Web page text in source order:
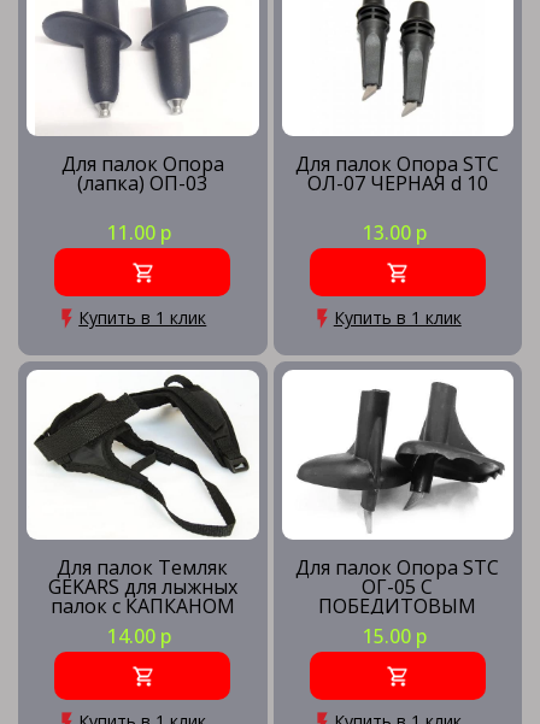
Для палок Опора
(лапка) ОП-03
11.00 р
Купить в 1 клик
Для палок Опора STC
ОЛ-07 ЧЕРНАЯ d 10
13.00 р
Купить в 1 клик
Для палок Темляк
GEKARS для лыжных
палок с КАПКАНОМ
(пара)
14.00 р
Для палок Опора STC
ОГ-05 С
ПОБЕДИТОВЫМ
НАКОНЕЧНИКОМ
15.00 р